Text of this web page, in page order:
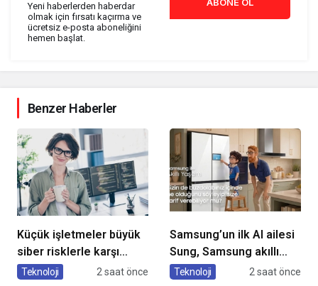
Yeni haberlerden haberdar
olmak için fırsatı kaçırma ve
ücretsiz e-posta aboneliğini
hemen başlat.
ABONE OL
Benzer Haberler
Küçük işletmeler büyük
siber risklerle karşı
karşıya
Teknoloji 2 saat önce
Samsung’un ilk AI ailesi
Sung, Samsung akıllı
yaşam deneyimini
Teknoloji 2 saat önce